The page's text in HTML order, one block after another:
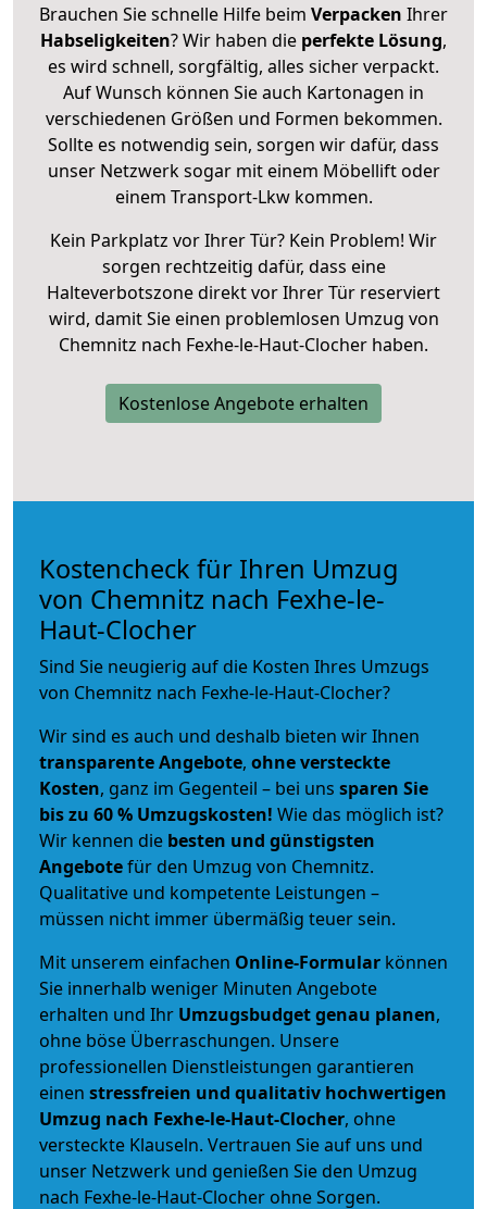
Brauchen Sie schnelle Hilfe beim Verpacken Ihrer
Habseligkeiten? Wir haben die perfekte Lösung,
es wird schnell, sorgfältig, alles sicher verpackt.
Auf Wunsch können Sie auch Kartonagen in
verschiedenen Größen und Formen bekommen.
Sollte es notwendig sein, sorgen wir dafür, dass
unser Netzwerk sogar mit einem Möbellift oder
einem Transport-Lkw kommen.
Kein Parkplatz vor Ihrer Tür? Kein Problem! Wir
sorgen rechtzeitig dafür, dass eine
Halteverbotszone direkt vor Ihrer Tür reserviert
wird, damit Sie einen problemlosen Umzug von
Chemnitz nach Fexhe-le-Haut-Clocher haben.
Kostenlose Angebote erhalten
Kostencheck für Ihren Umzug
von Chemnitz nach Fexhe-le-
Haut-Clocher
Sind Sie neugierig auf die Kosten Ihres Umzugs
von Chemnitz nach Fexhe-le-Haut-Clocher?
Wir sind es auch und deshalb bieten wir Ihnen
transparente Angebote, ohne versteckte
Kosten, ganz im Gegenteil – bei uns sparen Sie
bis zu 60 % Umzugskosten! Wie das möglich ist?
Wir kennen die besten und günstigsten
Angebotefür den Umzug von Chemnitz.
Qualitative und kompetente Leistungen –
müssen nicht immer übermäßig teuer sein.
Mit unserem einfachen Online-Formular können
Sie innerhalb weniger Minuten Angebote
erhalten und Ihr Umzugsbudgetgenau planen,
ohne böse Überraschungen. Unsere
professionellen Dienstleistungen garantieren
einen stressfreien und qualitativ hochwertigen
Umzug nach Fexhe-le-Haut-Clocher, ohne
versteckte Klauseln. Vertrauen Sie auf uns und
unser Netzwerk und genießen Sie den Umzug
nach Fexhe-le-Haut-Clocher ohne Sorgen.